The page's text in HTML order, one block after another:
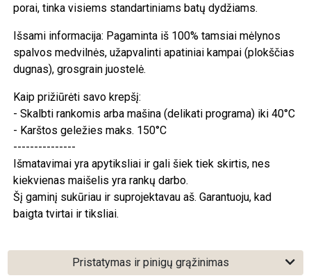
porai, tinka visiems standartiniams batų dydžiams.
Išsami informacija: Pagaminta iš 100% tamsiai mėlynos
spalvos medvilnės, užapvalinti apatiniai kampai (plokščias
dugnas), grosgrain juostelė.
Kaip prižiūrėti savo krepšį:
- Skalbti rankomis arba mašina (delikati programa) iki 40°C
- Karštos geležies maks. 150°C
---------------
Išmatavimai yra apytiksliai ir gali šiek tiek skirtis, nes
kiekvienas maišelis yra rankų darbo.
Šį gaminį sukūriau ir suprojektavau aš. Garantuoju, kad
baigta tvirtai ir tiksliai.
Pristatymas ir pinigų grąžinimas